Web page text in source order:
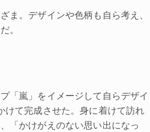
。デザインや色柄も自ら考え、
。
「嵐」をイメージして自らデザイ
けて完成させた。身に着けて訪れ
「かけがえのない思い出になっ